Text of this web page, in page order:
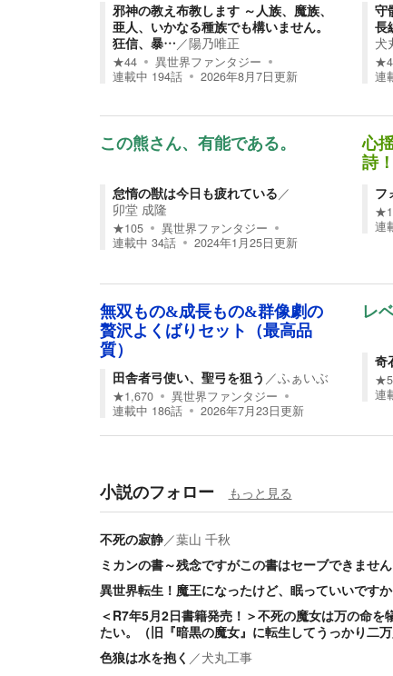
邪神の教え布教します ～人族、魔族、
亜人、いかなる種族でも構いません。
狂信、暴…／陽乃唯正
★44
異世界ファンタジー
連載中 194話 2026年8月7日更新
守
長
犬
★
連
この熊さん、有能である。
怠惰の獣は今日も疲れている／
卯堂 成隆
★105
異世界ファンタジー
連載中 34話 2024年1月25日更新
心
詩
フ
★
連
無双もの&成長もの&群像劇の
贅沢よくばりセット（最高品
質）
田舎者弓使い、聖弓を狙う ／ふぁいぶ
★1,670
異世界ファンタジー
連載中 186話 2026年7月23日更新
レ
奇
★
連
小説のフォロー もっと見る
不死の寂静／葉山 千秋
ミカンの書～残念ですがこの書はセーブできませ
異世界転生！魔王になったけど、眠っていいですか
＜R7年5月2日書籍発売！＞不死の魔女は万の命を
たい。（旧『暗黒の魔女』に転生してうっかり二万
色狼は水を抱く ／犬丸工事